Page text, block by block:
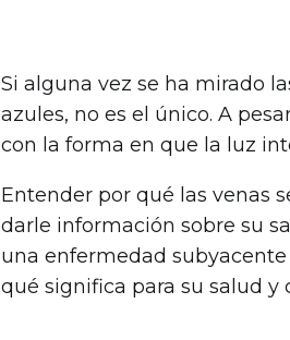
Si alguna vez se ha mirado
azules, no es el único. A
con la forma en que la luz
Entender por qué las venas
darle información sobre su
una enfermedad
qué significa para su salud y